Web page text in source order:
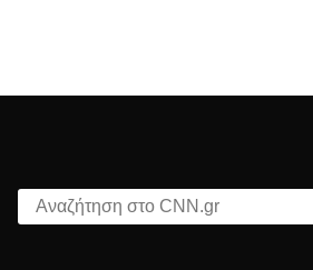
Αναζήτηση στο CNN.gr